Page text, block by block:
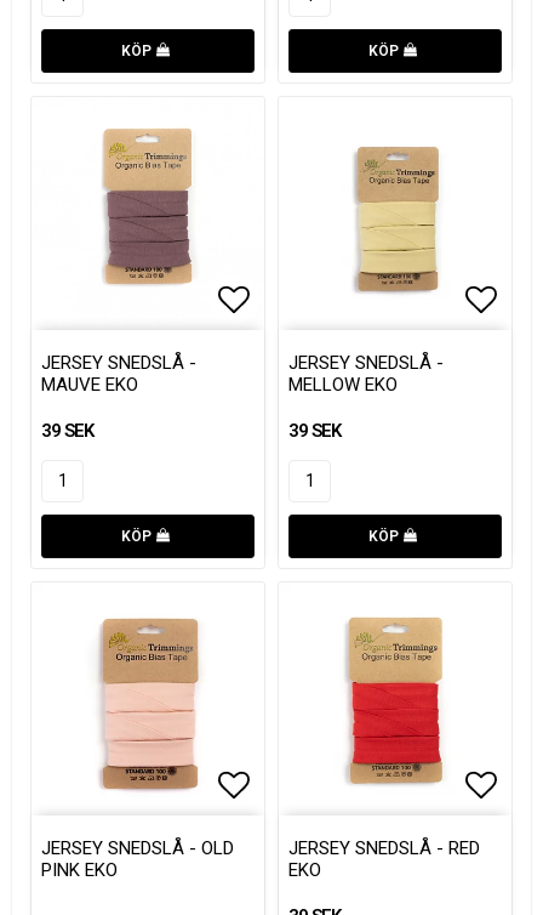
KÖP KÖP
Lägg till i favoritlistan
Lägg till i favoritlistan
JERSEY SNEDSLÅ -
MAUVE EKO
39 SEK
KÖP
JERSEY SNEDSLÅ -
MELLOW EKO
39 SEK
KÖP
JERSEY SNEDSLÅ - OLD
PINK EKO
JERSEY SNEDSLÅ - RED
EKO